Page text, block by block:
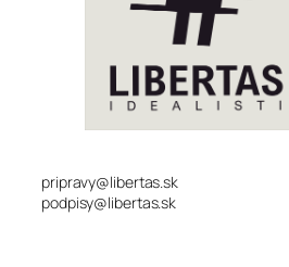
pripravy@libertas.sk
podpisy@libertas.sk